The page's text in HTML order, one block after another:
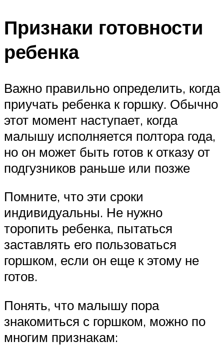
Признаки готовности
ребенка
Важно правильно определить, когда
приучать ребенка к горшку. Обычно
этот момент наступает, когда
малышу исполняется полтора года,
но он может быть готов к отказу от
подгузников раньше или позже
Помните, что эти сроки
индивидуальны. Не нужно
торопить ребенка, пытаться
заставлять его пользоваться
горшком, если он еще к этому не
готов.
Понять, что малышу пора
знакомиться с горшком, можно по
многим признакам: